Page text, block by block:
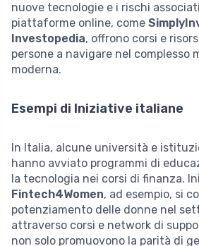
nuove tecnologie e i rischi
piattaforme online, come
Investopedia, offrono corsi e
persone a navigare nel complesso
moderna.
Esempi di Iniziative italiane
In Italia, alcune università e
hanno avviato programmi di
la tecnologia nei corsi di finanza.
Fintech4Women, ad esempio, si
potenziamento delle donne nel
attraverso corsi e network di
non solo promuovono la parità di